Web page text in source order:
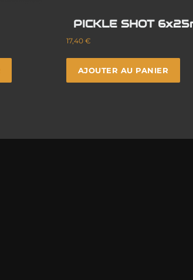
PICKLE SHOT
17,40 €
AJOUTER AU PANIER